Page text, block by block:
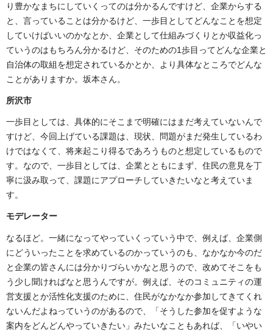
り豊かなまちにしていくってのは分かるんですけど、企業からする
と、言っていることは分かるけど、一歩目としてどんなことを想定
していけばいいのかなとか、企業として仕組みづくりとか収益化っ
ていうのはもちろん分かるけど、そのための1歩目ってどんな企業と
自治体の取組を想定されているかとか、より具体なところでどんな
ことがありますか。坂本さん。
所沢市
一歩目としては、具体的にそこまで明確にはまだ考えていないんで
すけど、今回上げている課題は、現状、問題がまだ発生しているわ
けではなくて、将来起こり得るであろうものと想定しているもので
す。なので、一歩目としては、企業とともにまず、住民の意見を丁
寧に汲み取って、課題にアプローチしていきたいなと考えていま
す。
モデレーター
なるほど。一緒になってやっていくっていう中で、例えば、企業側
にどういったことを求めているのかっていうのも、なかなか今のだ
と企業の皆さんには分かりづらいかなと思うので、改めてそこをも
う少し聞ければなと思うんですが。例えば、そのコミュニティの運
営支援とか活性化支援のために、住民がなかなか参加してきてくれ
ないんだよねっていうのがあるので、「そうした参加を促すような
案内をどんどんやっていきたい」みたいなこともあれば、「いやい